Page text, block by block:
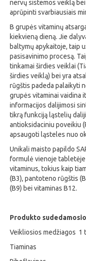
nervų sistemos veiklą
aprūpinti svarbiausiais
B grupės vitaminų
kiekvieną dieną. Jie
baltymų apykaitoje, taip
pasisavinimo procesą.
tinkamai širdies veiklai
širdies veiklą) bei yra
rūgštis padeda palaikyti
grupės vitaminai vaidina
informacijos dalijimosi
tikrą funkciją ląstelių
antioksidaciniu poveikiu
apsaugoti ląsteles nuo
Unikali maisto papildo
formulė vienoje
vitaminus, tokius kaip
(B3), pantoteno rūgštis
(B9) bei vitaminas B12.
Produkto
Veikliosios medžiagos
Tiaminas